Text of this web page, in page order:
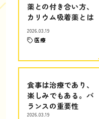
薬との付き合い方、
カリウム吸着薬とは
2026.03.19
医療
食事は治療であり、
楽しみでもある。バ
ランスの重要性
2026.03.19